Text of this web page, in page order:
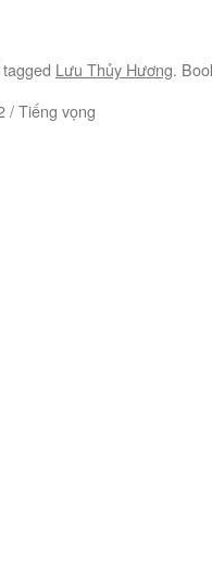
Lưu Thủy Hương.
/ Tiếng vọng